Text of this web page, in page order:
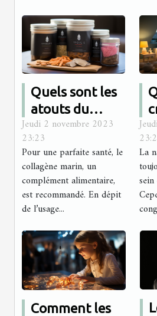
Quels sont les
atouts du
collagène
marin ?
Jeudi 2 novembre 2023
23:23
Pour une parfaite santé, le
collagène marin, un
complément alimentaire,
est recommandé. En dépit
de l’usage...
La
Comment les